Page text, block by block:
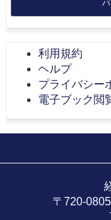
利用規約
ヘルプ
プライバシー
電子ブック閲
〒720-